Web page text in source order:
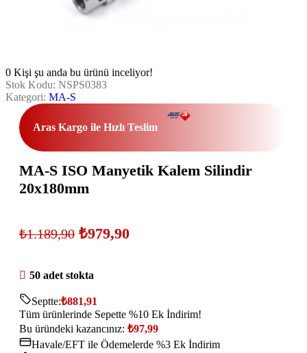
0 Kişi şu anda bu ürünü inceliyor!
Stok Kodu: NSPS0383
Kategori: MA-S
Aras Kargo ile Hızlı Teslim
MA-S ISO Manyetik Kalem Silindir
20x180mm
₺1.189,90 ₺979,90
50 adet stokta
Septte:₺881,91
Tüm ürünlerinde Sepette %10 Ek İndirim!
Bu üründeki kazancınız: ₺97,99
Havale/EFT ile Ödemelerde %3 Ek İndirim